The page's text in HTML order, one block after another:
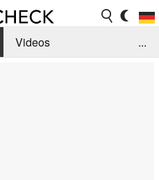
Videos
...